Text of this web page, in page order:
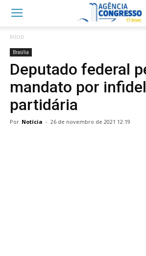
Início
Brasília
Deputado federal
mandato por
partidária
Por Notícia - 26 de novembro de 2021 12:19